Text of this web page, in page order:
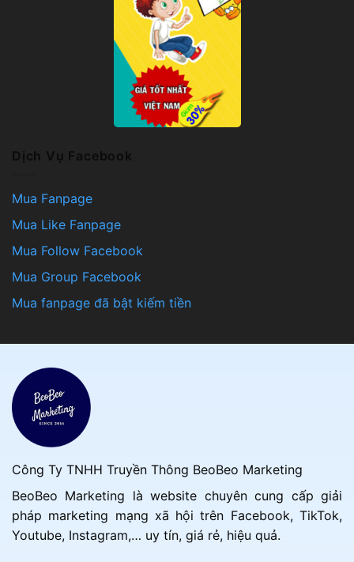
Dịch Vụ Facebook
Mua Fanpage
Mua Like Fanpage
Mua Follow Facebook
Mua Group Facebook
Mua fanpage đã bật kiếm tiền
Công Ty TNHH Truyền Thông BeoBeo Marketing
BeoBeo Marketing là website chuyên cung cấp giải
pháp marketing mạng xã hội trên Facebook, TikTok,
Youtube, Instagram,… uy tín, giá rẻ, hiệu quả.